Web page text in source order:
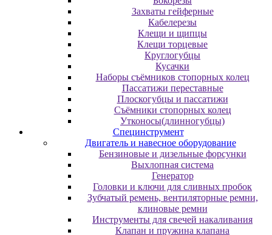
Захваты гейферные
Кабелерезы
Клещи и щипцы
Клещи торцевые
Круглогубцы
Кусачки
Наборы съёмников стопорных колец
Пассатижи переставные
Плоскогубцы и пассатижи
Съёмники стопорных колец
Утконосы(длинногубцы)
Специнструмент
Двигатель и навесное оборудование
Бензиновые и дизельные форсунки
Выхлопная система
Генератор
Головки и ключи для сливных пробок
Зубчатый ремень, вентиляторные ремни,
клиновые ремни
Инструменты для свечей накаливания
Клапан и пружина клапана